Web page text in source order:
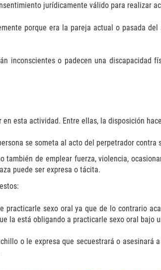
jurídicamente válido para realizar
porque era la pareja actual o pasada del
inconscientes o padecen una discapacidad
esta actividad. Entre ellas, la disposición
se someta al acto del perpetrador contra
también de emplear fuerza, violencia,
puede ser expresa o tácita.
sexo oral ya que de lo contrario
la está obligando a practicarle sexo oral bajo
o le expresa que secuestrará o asesinará